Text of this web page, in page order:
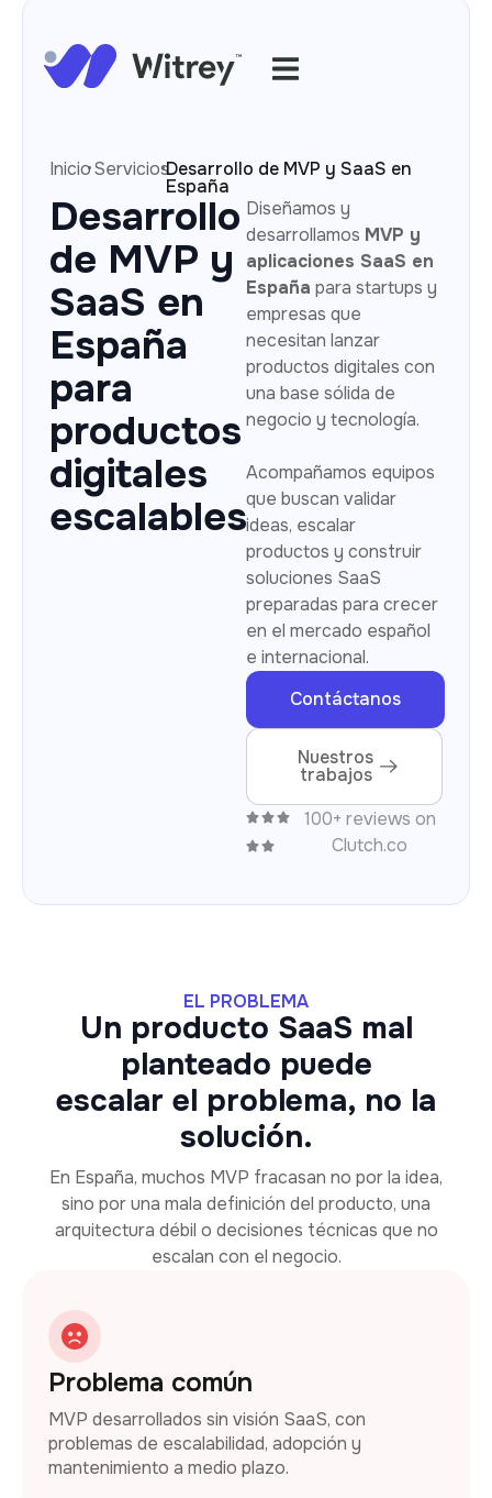
Inicio
·Servicios
·Desarrollo de MVP y SaaS en
España
Desarrollo
de MVP y
SaaS en
España
para
productos
digitales
escalables
Diseñamos y
desarrollamos MVP y
aplicaciones SaaS en
España para startups y
empresas que
necesitan lanzar
productos digitales con
una base sólida de
negocio y tecnología.
Acompañamos equipos
que buscan validar
ideas, escalar
productos y construir
soluciones SaaS
preparadas para crecer
en el mercado español
e internacional.
Contáctanos
Nuestros
trabajos
100+ reviews on
Clutch.co
EL PROBLEMA
Un producto SaaS mal
planteado puede
escalar el problema, no la
solución.
En España, muchos MVP fracasan no por la idea,
sino por una mala definición del producto, una
arquitectura débil o decisiones técnicas que no
escalan con el negocio.
Problema común
MVP desarrollados sin visión SaaS, con
problemas de escalabilidad, adopción y
mantenimiento a medio plazo.